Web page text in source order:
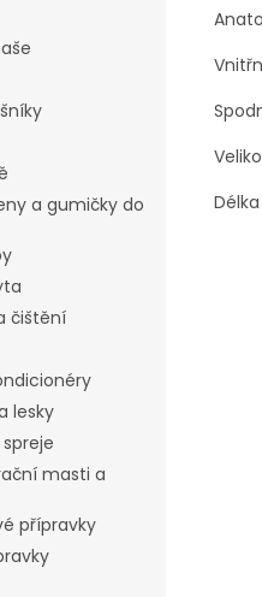
a gumičky do
čištění
lesky
masti a
přípravky